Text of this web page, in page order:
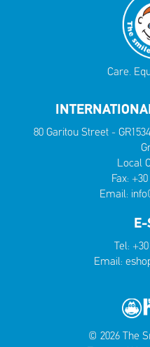
Care.
80 Garitou Street -
Local
Fax:
Email:
E-
Tel:
Email:
© 2026 The